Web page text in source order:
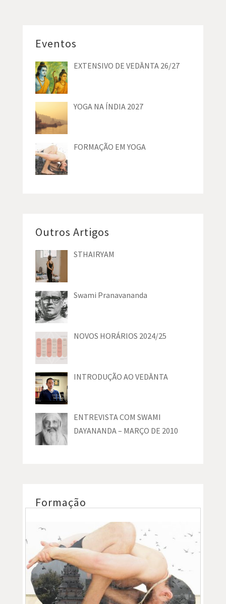
Eventos
EXTENSIVO DE VEDĀNTA 26/27
YOGA NA ÍNDIA 2027
FORMAÇÃO EM YOGA
Outros Artigos
STHAIRYAM
Swami Pranavananda
NOVOS HORÁRIOS 2024/25
INTRODUÇÃO AO VEDĀNTA
ENTREVISTA COM SWAMI
DAYANANDA – MARÇO DE 2010
Formação